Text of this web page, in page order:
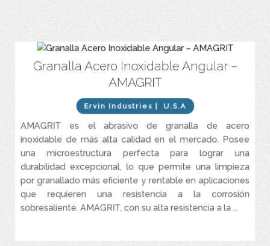
Granalla Acero Inoxidable Angular –
AMAGRIT
Ervin Industries | U.S.A
AMAGRIT es el abrasivo de granalla de acero
inoxidable de más alta calidad en el mercado. Posee
una microestructura perfecta para lograr una
durabilidad excepcional, lo que permite una limpieza
por granallado más eficiente y rentable en aplicaciones
que requieren una resistencia a la corrosión
sobresaliente. AMAGRIT, con su alta resistencia a la ...
La composición química de AMAGRIT reduce el riesgo de
corrosión provocada por el polvo abrasivo residual que
permanece en la superficie que se está limpiando.
La durabilidad superior de AMAGRIT minimiza el ambiente
polvoriento causado por la rápida degradación de los abrasivos
minerales.
El uso de AMAGRIT reduce drásticamente el consumo de
abrasivo y los costos de eliminación de desechos.
AMAGRIT se fabrica para lograr una dureza superior y una
microestructura precisa, lo que proporciona la máxima durabilidad
y transferencia de energía de impacto.